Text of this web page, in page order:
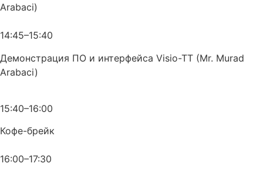
Arabaci)
14:45–15:40
Демонстрация ПО и интерфейса Visio-TT (Mr. Murad
Arabaci)
15:40–16:00
Кофе-брейк
16:00–17:30